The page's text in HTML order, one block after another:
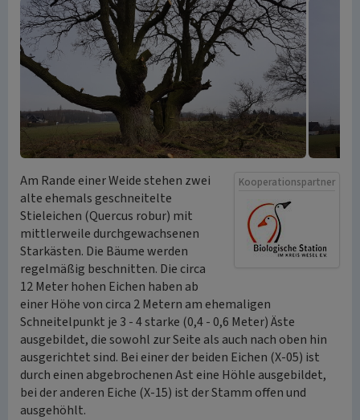
Kooperationspartner
Am Rande einer Weide stehen zwei
alte ehemals geschneitelte
Stieleichen (Quercus robur) mit
mittlerweile durchgewachsenen
Starkästen. Die Bäume werden
regelmäßig beschnitten. Die circa
12 Meter hohen Eichen haben ab
einer Höhe von circa 2 Metern am ehemaligen
Schneitelpunkt je 3 - 4 starke (0,4 - 0,6 Meter) Äste
ausgebildet, die sowohl zur Seite als auch nach oben hin
ausgerichtet sind. Bei einer der beiden Eichen (X-05) ist
durch einen abgebrochenen Ast eine Höhle ausgebildet,
bei der anderen Eiche (X-15) ist der Stamm offen und
ausgehöhlt.